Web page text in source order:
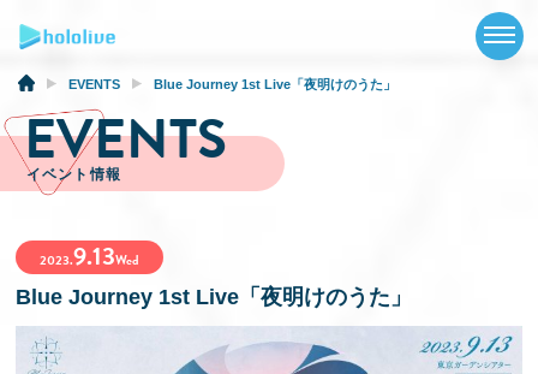
NEWS
ABOUT
TALENT
EVENTS
VIDEOS
EVENTS Blue Journey 1st Live「夜明けのうた」
EVENTS
イベント情報
2023.9.13Wed
Blue Journey 1st Live「夜明けのうた」